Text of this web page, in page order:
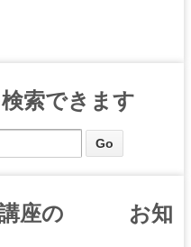
索できます
成講座の お知